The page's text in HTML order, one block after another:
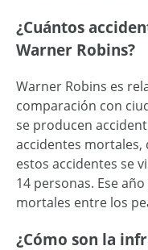
¿Cuántos
Warner Robins?
Warner Robins es
comparación con
se producen
accidentes mortales,
estos accidentes se
14 personas. Ese
mortales entre los
¿Cómo son la